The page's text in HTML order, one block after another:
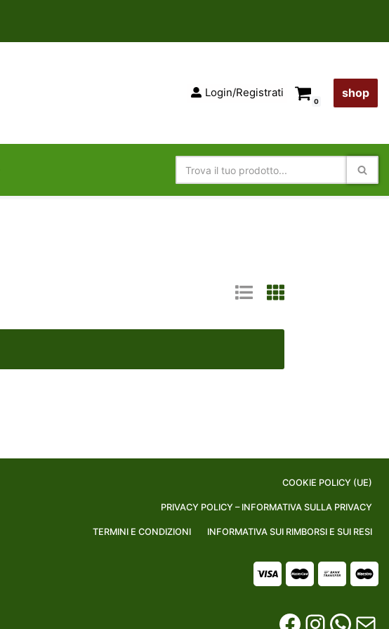
Login/Registrati
0
shop
COOKIE POLICY (UE)
PRIVACY POLICY – INFORMATIVA SULLA PRIVACY
TERMINI E CONDIZIONI INFORMATIVA SUI RIMBORSI E SUI RESI